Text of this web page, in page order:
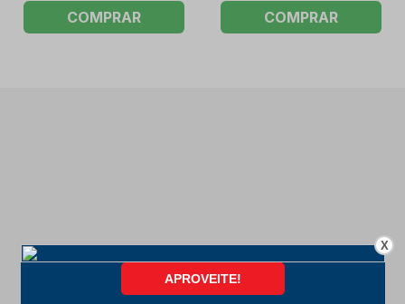
COMPRAR COMPRAR
FORMAS DE PAGAMENTO
X